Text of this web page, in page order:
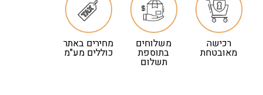
רכישה
מאובטחת
משלוחים
בתוספת
תשלום
מחירים באתר
כוללים מע"מ